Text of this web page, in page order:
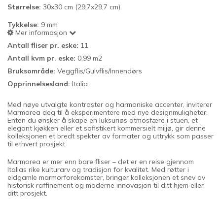
Størrelse: 30x30 cm (29,7x29,7 cm)
Tykkelse: 9 mm
Mer informasjon
Antall fliser pr. eske: 11
Antall kvm pr. eske: 0,99 m2
Bruksområde: Veggflis/Gulvflis/Innendørs
Opprinnelsesland: Italia
Med nøye utvalgte kontraster og harmoniske accenter, inviterer
Marmorea deg til å eksperimentere med nye designmuligheter.
Enten du ønsker å skape en luksuriøs atmosfære i stuen, et
elegant kjøkken eller et sofistikert kommersielt miljø, gir denne
kolleksjonen et bredt spekter av formater og uttrykk som passer
til ethvert prosjekt.
Marmorea er mer enn bare fliser – det er en reise gjennom
Italias rike kulturarv og tradisjon for kvalitet. Med røtter i
eldgamle marmorforekomster, bringer kolleksjonen et snev av
historisk raffinement og moderne innovasjon til ditt hjem eller
ditt prosjekt.